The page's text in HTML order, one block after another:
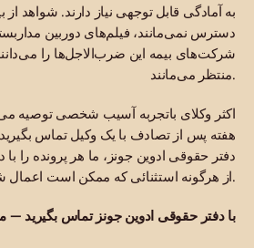
به آمادگی قابل توجهی نیاز دارند. شواهد
دسترس نمی‌مانند، فیلم‌های دوربین
شرکت‌های بیمه این ضرب‌الاجل‌ها را می‌دانند
منتظر می‌مانند.
اکثر وکلای باتجربه آسیب شخصی توصیه
هفته پس از تصادف با یک وکیل تماس بگیرید
دفتر حقوقی ادوین جونز، ما هر پرونده را
از هرگونه استثنائی که ممکن است اعمال شود آگاه باشیم.
با دفتر حقوقی ادوین جونز تماس بگیرید —